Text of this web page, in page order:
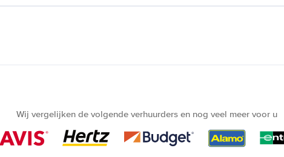
Wij vergelijken de volgende verhuurders en nog veel meer voor u